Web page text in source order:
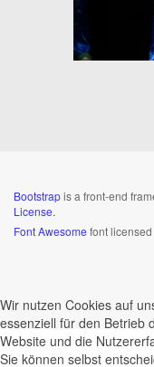
Bootstrapis a front-end
License.
Font Awesome font
Wir nutzen Cookies auf
essenziell für den Betrieb
Website und die
Sie können selbst